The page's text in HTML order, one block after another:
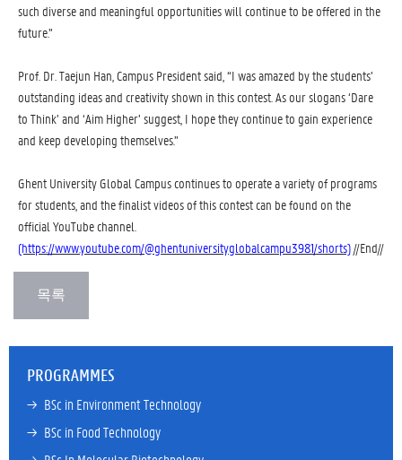
such diverse and meaningful opportunities will continue to be offered in the
future.”
Prof. Dr. Taejun Han, Campus President said, “I was amazed by the students’
outstanding ideas and creativity shown in this contest. As our slogans ‘Dare
to Think’ and ‘Aim Higher’ suggest, I hope they continue to gain experience
and keep developing themselves.”
Ghent University Global Campus continues to operate a variety of programs
for students, and the finalist videos of this contest can be found on the
official YouTube channel.
(https://www.youtube.com/@ghentuniversityglobalcampu3981/shorts)//End//
PROGRAMMES
→ BSc in Environment Technology
→ BSc in Food Technology